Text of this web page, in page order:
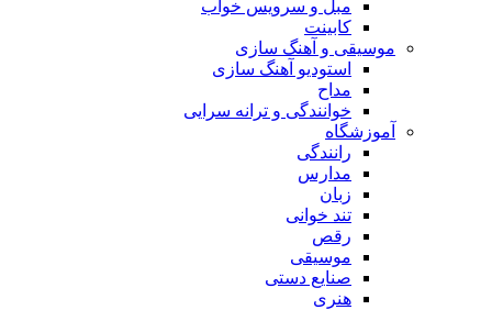
مبل و سرويس خواب
کابینت
موسیقی و آهنگ سازی
استودیو آهنگ سازی
مداح
خوانندگی و ترانه سرایی
آموزشگاه
رانندگی
مدارس
زبان
تند خوانی
رقص
موسیقی
صنایع دستی
هنری